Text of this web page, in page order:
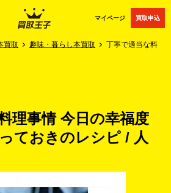
マイページ 買取申込
買取 趣味・暮らし本買取
丁寧で適当な料
理事情 今日の幸福度
ておきのレシピ / 人